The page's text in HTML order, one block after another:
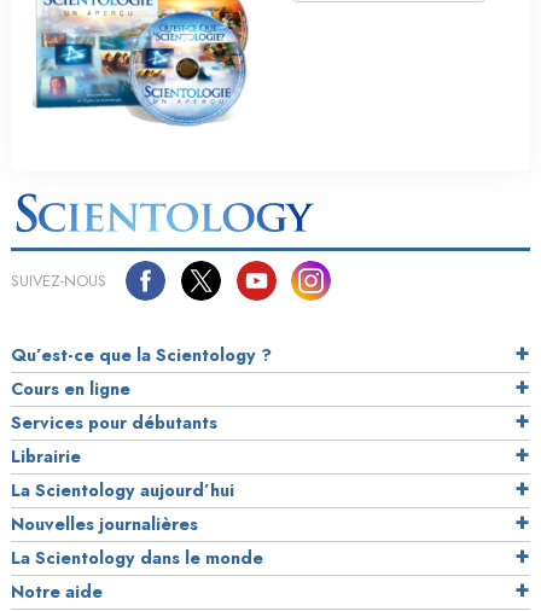
SUIVEZ-NOUS
Qu’est-ce que la Scientology ?
Cours en ligne
Services pour débutants
Librairie
La Scientology aujourd’hui
Nouvelles journalières
La Scientology dans le monde
Notre aide